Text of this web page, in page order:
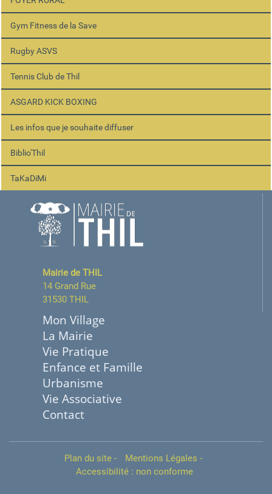
Gym Fitness de la Save
Rugby ASVS
Tennis Club de Thil
ASGARD KICK BOXING
Les infos que je souhaite diffuser
Biblio'Thil
TaKaDiMi
Mairie de THIL
14 Grand Rue
31530 THIL
Mon Village
La Mairie
Vie Pratique
Enfance et Famille
Urbanisme
Vie Associative
Contact
Plan du site - Mentions Légales -
Accessibilité : non conforme